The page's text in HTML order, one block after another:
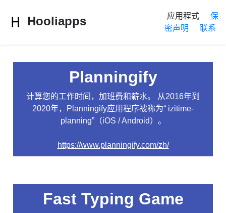
Hooliapps 应用程式
保
密声明
联系
Planningify
计算您的工作时间，加班费和薪水。 从2016年到
2020年，Planningify应用程序被称为“ izitime-
planning”（iOS / Android）。
https://www.planningify.com/zh/
Fast Typing Game